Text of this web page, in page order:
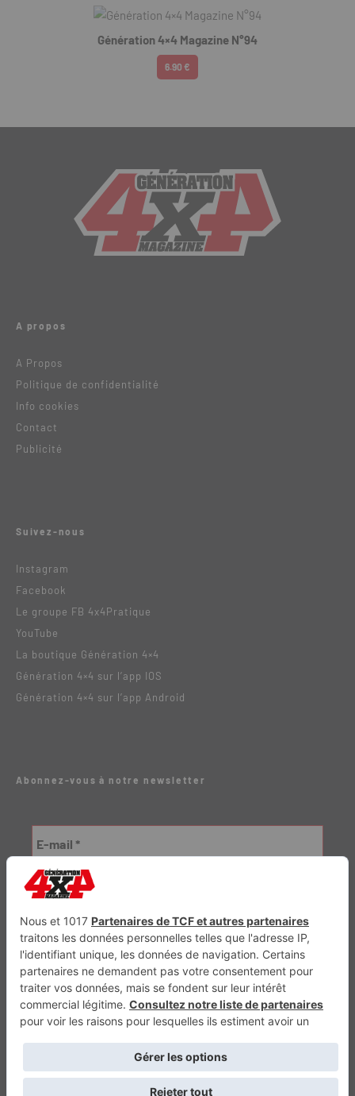
Génération 4×4 Magazine N°94
6.90 €
A propos
A Propos
Politique de confidentialité
Info cookies
Contact
Publicité
Suivez-nous
Instagram
Facebook
Le groupe FB 4x4Pratique
YouTube
La boutique Génération 4×4
Génération 4×4 sur l’app IOS
Génération 4×4 sur l’app Android
Abonnez-vous à notre newsletter
Génération Electrique Génération Sans Permis VTTAE.fr FullAttack